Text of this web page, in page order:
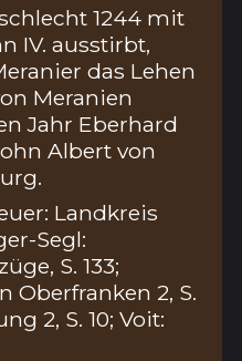
1244 mit
IV. ausstirbt,
das Lehen
Meranien
Jahr Eberhard
Albert von
Landkreis
Segl:
S. 133;
Oberfranken 2, S.
2, S. 10; Voit: